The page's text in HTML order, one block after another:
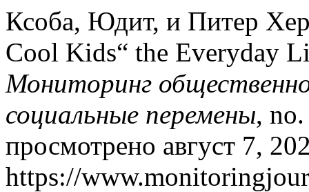
Ксоба, Юдит, и Питер
Cool Kids“ the Everyday
Мониторинг
социальные перемены,
просмотрено август 7,
https://